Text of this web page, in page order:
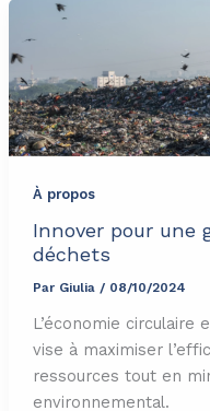
À propos
Innover pour une
déchets
Par Giulia / 08/10/2024
L’économie circulaire
vise à maximiser
ressources tout en
environnemental.